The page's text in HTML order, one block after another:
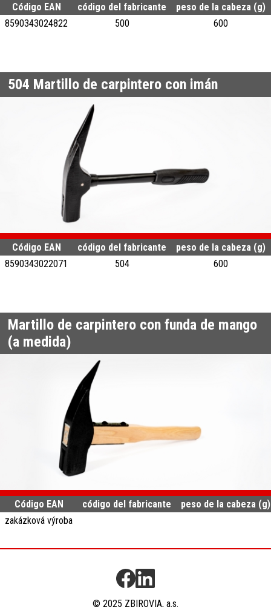
Código EAN código del fabricante
peso de la cabeza (g)
8590343024822
500 600
504 Martillo de carpintero con imán
Código EAN código del fabricante
peso de la cabeza (g)
8590343022071
504 600
Martillo de carpintero con funda de mango
(a medida)
Código EAN código del fabricante
peso de la cabeza (g)
zakázková výroba
© 2025 ZBIROVIA, a.s.